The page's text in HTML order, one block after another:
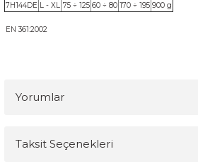
7H144DE L - XL 75 ÷ 125 60 ÷ 80 170 ÷ 195 900 g
EN 361:2002
Yorumlar
Taksit Seçenekleri